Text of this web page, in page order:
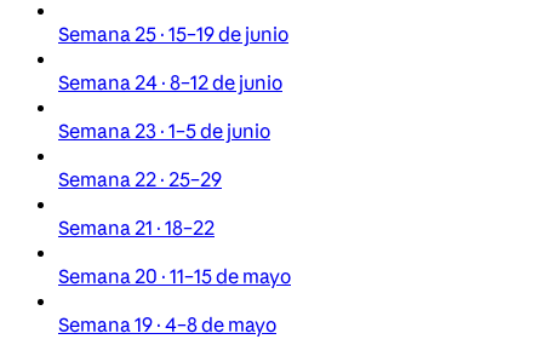
Semana 25 · 15–19 de junio
Semana 24 · 8–12 de junio
Semana 23 · 1–5 de junio
Semana 22 · 25–29
Semana 21 · 18–22
Semana 20 · 11–15 de mayo
Semana 19 · 4–8 de mayo